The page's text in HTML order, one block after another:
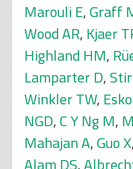
Marouli E,Graff
Wood AR, Kjaer
Highland HM,
Lamparter D,
Winkler TW,
NGD,C Y Ng M,
Mahajan A,Guo X,
Alam DS,